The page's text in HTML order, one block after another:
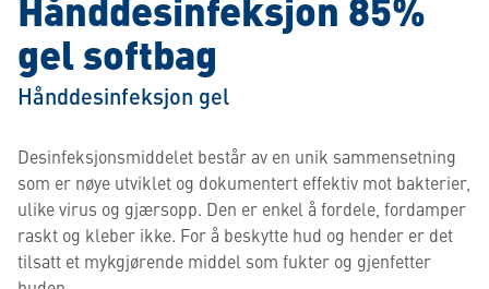
gel softbag
Hånddesinfeksjon gel
Desinfeksjonsmiddelet består av en unik sammensetning
som er nøye utviklet og dokumentert effektiv mot bakterier,
ulike virus og gjærsopp. Den er enkel å fordele, fordamper
raskt og kleber ikke. For å beskytte hud og hender er det
tilsatt et mykgjørende middel som fukter og gjenfetter